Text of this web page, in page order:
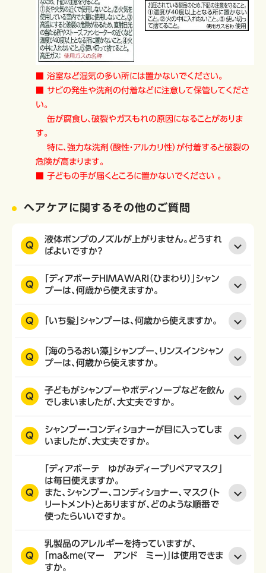
■ 浴室など湿気の多い所には置かないでください。
■ サビの発生や洗剤の付着などに注意して保管してくださ
い。
缶が腐食し、破裂やガスもれの原因になることがありま
す。
特に、強力な洗剤（酸性・アルカリ性）が付着すると破裂の
危険が高まります。
■ 子どもの手が届くところに置かないでください 。
ヘアケアに関するその他のご質問
Q
液体ポンプのノズルが上がりません。どうすれ
ばよいですか？
Q
「ディアボーテHIMAWARI（ひまわり）」シャン
プーは、何歳から使えますか。
Q 「いち髪」シャンプーは、何歳から使えますか。
Q
「海のうるおい藻」シャンプー、リンスインシャン
プーは、何歳から使えますか。
Q
子どもがシャンプーやボディソープなどを飲ん
でしまいましたが、大丈夫ですか。
Q
シャンプー・コンディショナーが目に入ってしま
いましたが、大丈夫ですか。
Q
「ディアボーテ ゆがみディープリペアマスク」
は毎日使えますか。
また、シャンプー、コンディショナー、マスク（ト
リートメント）とありますが、どのような順番で
使ったらいいですか。
Q
乳製品のアレルギーを持っていますが、
「ma&me(マー アンド ミー)」は使用できま
すか。